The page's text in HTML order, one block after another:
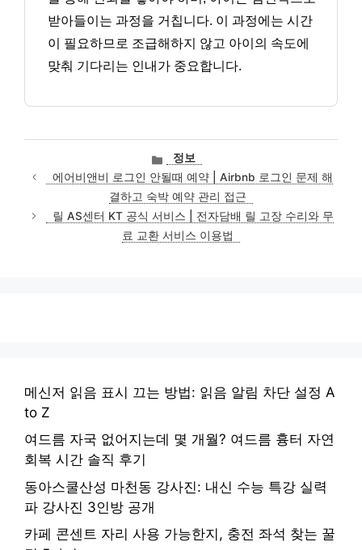
받아들이는 과정을 거칩니다. 이 과정에는 시간
이 필요하므로 조급해하지 않고 아이의 속도에
맞춰 기다리는 인내가 중요합니다.
카
테
고
리
정보
에어비앤비 로그인 안될때 예약 | Airbnb 로그인 문제 해
결하고 숙박 예약 관리 접근
릴 AS센터 KT 공식 서비스 | 전자담배 릴 고장 수리와 무
료 교환 서비스 이용법
메신저 읽음 표시 끄는 방법: 읽음 알림 차단 설정 A
to Z
여드름 자국 없어지는데 몇 개월? 여드름 흉터 자연
회복 시간 솔직 후기
동아스쿨산성 마천동 강사진: 내신 수능 특강 실력
파 강사진 3인방 공개
카페 콘센트 자리 사용 가능한지, 충전 좌석 찾는 꿀